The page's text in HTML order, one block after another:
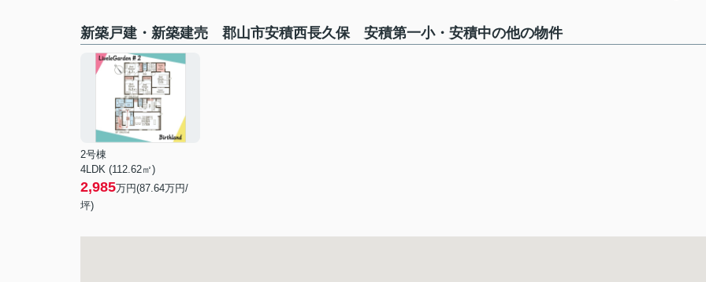
新築戸建・新築建売 郡山市安積西長久保 安積第一小・安積中の他の物件
2号棟
4LDK (112.62㎡)
2,985万円(87.64万円/
坪)